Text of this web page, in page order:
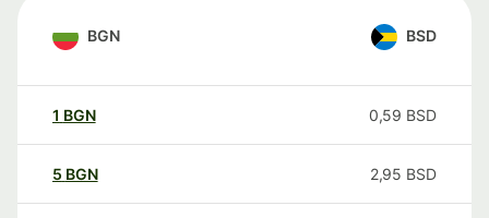
BGN BSD
1 BGN 0,59 BSD
5 BGN 2,95 BSD